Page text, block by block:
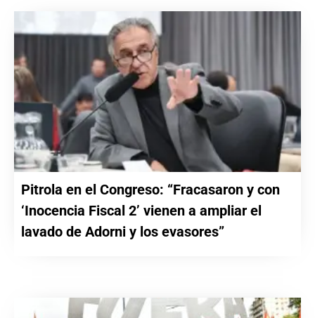
Pitrola en el Congreso: “Fracasaron y con
‘Inocencia Fiscal 2’ vienen a ampliar el
lavado de Adorni y los evasores”